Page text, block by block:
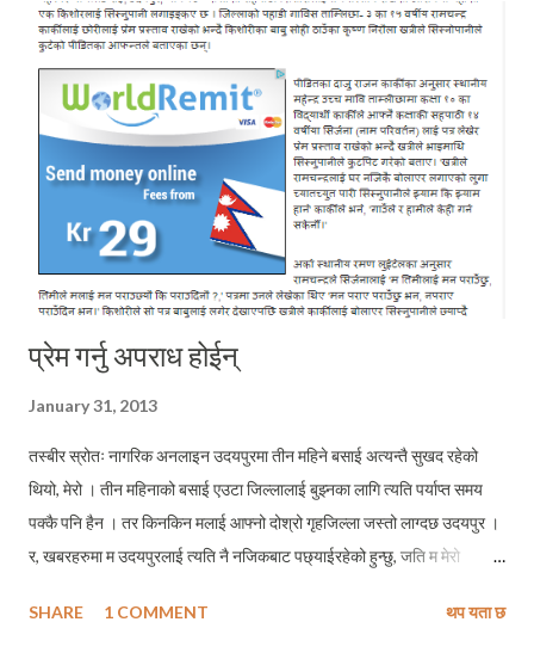
सहमतिको रटान दिदै उनीहरुले आ–आफ्नै डम्फु बजाईरहेका छन् । कर्तव्य बोध गरेर
जिम्मेवारीलाई कुशलतापूर्वक निर्वाह गर्ने क्षमता हामी सबैमा करिबकरिव समाप्त भैसकेको
डरलाग्दो परिस्थितीको निर्माण भैसकेको छ । अझ गम्भिर विषय त सधैं बुढो पुस्तालाई
केहि गर्न दिएनन् भनी आरोप लगाउँदै आएका युवापुस...
प्रेम गर्नु अपराध होईन्
January 31, 2013
तस्बीर स्रोतः नागरिक अनलाइन उदयपुरमा तीन महिने बसाई अत्यन्तै सुखद रहेको
थियो, मेरो । तीन महिनाको बसाई एउटा जिल्लालाई बुझ्नका लागि त्यति पर्याप्त समय
पक्कै पनि हैन । तर किनकिन मलाई आफ्नो दोश्रो गृहजिल्ला जस्तो लाग्दछ उदयपुर ।
र, खबरहरुमा म उदयपुरलाई त्यति नै नजिकबाट पछ्याईरहेको हुन्छु, जति म मेरो
जन्मजिल्ला र उदयपुरमा धेरै नै फरक पाएको छु मैले । सबै कुरा उस्तै आखिर कहाँको नै
SHARE 1 COMMENT थप यता छ